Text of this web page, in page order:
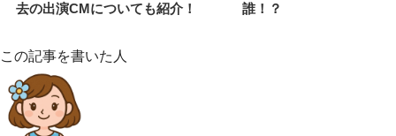
去の出演CMについても紹介！
誰！？
この記事を書いた人